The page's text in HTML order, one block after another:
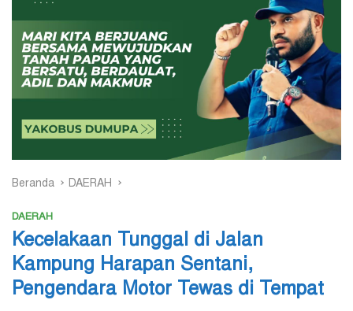
Beranda DAERAH
DAERAH
Kecelakaan Tunggal di Jalan
Kampung Harapan Sentani,
Pengendara Motor Tewas di Tempat